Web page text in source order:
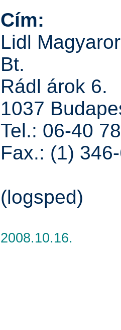
Cím:
Lidl
Bt.
Rádl árok 6.
1037
Tel.: 06-40
Fax.: (1)
(logsped)
2008.10.16.